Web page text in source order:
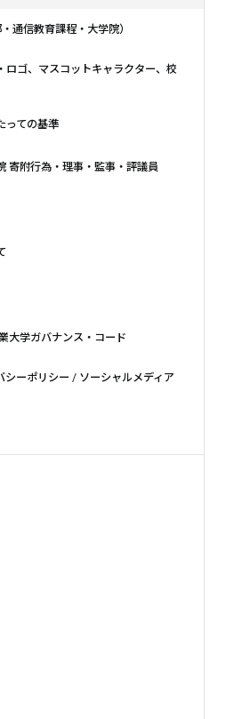
通信教育課程・大学院）
ロゴ、マスコットキャラクター、校
っての基準
寄附行為・理事・監事・評議員
大学ガバナンス・コード
ーポリシー / ソーシャルメディア